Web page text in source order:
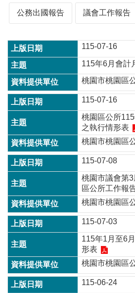
介
紹
訊
息
公
告
生
活
便
民
訊
機
關
通
訊
錄
相
關
資
料
公務出國報告 議會工作報告
115-07-16
115年6月會計
桃園市桃園區
115-07-16
桃園區公所
之執行情形表
桃園市桃園區
115-07-08
桃園市議會第
區公所工作報
桃園市桃園區
115-07-03
115年1月至6
形表
桃園市桃園區
115-06-24